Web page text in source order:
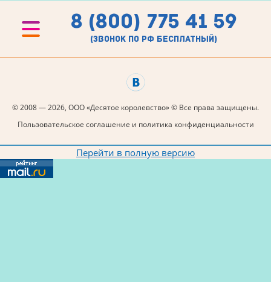
8 (800) 775 41 59
(звонок по рф бесплатный)
© 2008 — 2026, ООО «Десятое королевство» © Все права защищены.
Пользовательское соглашение и политика конфиденциальности
Перейти в полную версию